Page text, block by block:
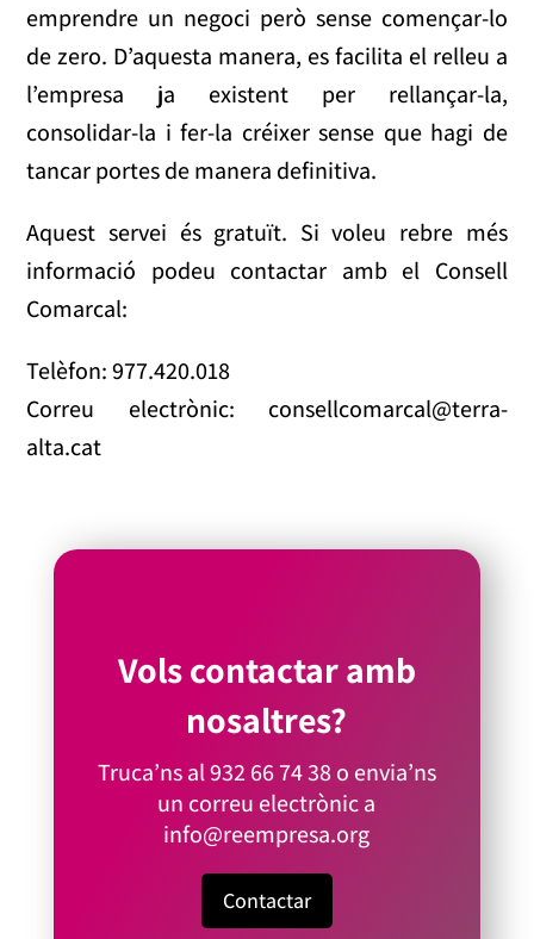
emprendre un negoci però sense començar-lo
de zero. D’aquesta manera, es facilita el relleu a
l’empresa ja existent per rellançar-la,
consolidar-la i fer-la créixer sense que hagi de
tancar portes de manera definitiva.
Aquest servei és gratuït. Si voleu rebre més
informació podeu contactar amb el Consell
Comarcal:
Telèfon: 977.420.018
Correu electrònic: consellcomarcal@terra-
alta.cat
Vols contactar amb
nosaltres?
Truca’ns al932 66 74 38o envia’ns
un correu electrònic a
info@reempresa.org
Contactar